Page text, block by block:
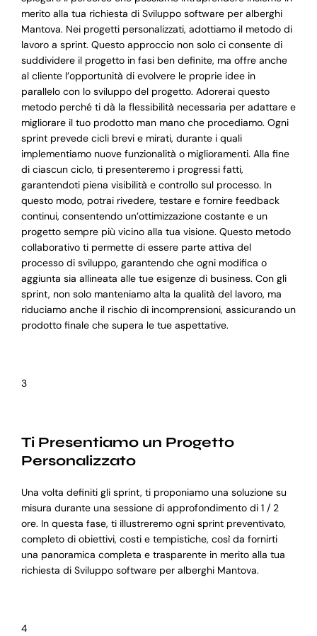
merito alla tua richiesta di Sviluppo software per alberghi
Mantova. Nei progetti personalizzati, adottiamo il metodo di
lavoro a sprint. Questo approccio non solo ci consente di
suddividere il progetto in fasi ben definite, ma offre anche
al cliente l’opportunità di evolvere le proprie idee in
parallelo con lo sviluppo del progetto. Adorerai questo
metodo perché ti dà la flessibilità necessaria per adattare e
migliorare il tuo prodotto man mano che procediamo. Ogni
sprint prevede cicli brevi e mirati, durante i quali
implementiamo nuove funzionalità o miglioramenti. Alla fine
di ciascun ciclo, ti presenteremo i progressi fatti,
garantendoti piena visibilità e controllo sul processo. In
questo modo, potrai rivedere, testare e fornire feedback
continui, consentendo un’ottimizzazione costante e un
progetto sempre più vicino alla tua visione. Questo metodo
collaborativo ti permette di essere parte attiva del
processo di sviluppo, garantendo che ogni modifica o
aggiunta sia allineata alle tue esigenze di business. Con gli
sprint, non solo manteniamo alta la qualità del lavoro, ma
riduciamo anche il rischio di incomprensioni, assicurando un
prodotto finale che supera le tue aspettative.
3
Ti Presentiamo un Progetto
Personalizzato
Una volta definiti gli sprint, ti proponiamo una soluzione su
misura durante una sessione di approfondimento di 1 / 2
ore. In questa fase, ti illustreremo ogni sprint preventivato,
completo di obiettivi, costi e tempistiche, così da fornirti
una panoramica completa e trasparente in merito alla tua
richiesta di Sviluppo software per alberghi Mantova.
4